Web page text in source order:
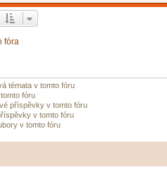
fóra
témata v tomto fóru
fóru
příspěvky v tomto fóru
v tomto fóru
v tomto fóru